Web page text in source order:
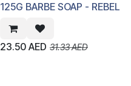
125G BARBE SOAP - REBEL
23.50AED 31.33AED